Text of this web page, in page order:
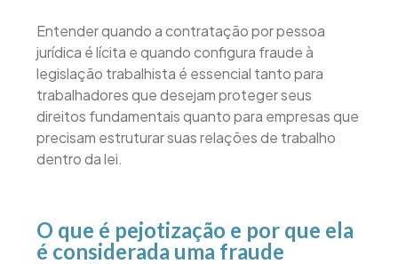
Entender quando a contratação por pessoa
jurídica é lícita e quando configura fraude à
legislação trabalhista é essencial tanto para
trabalhadores que desejam proteger seus
direitos fundamentais quanto para empresas que
precisam estruturar suas relações de trabalho
dentro da lei.
O que é pejotização e por que ela
é considerada uma fraude